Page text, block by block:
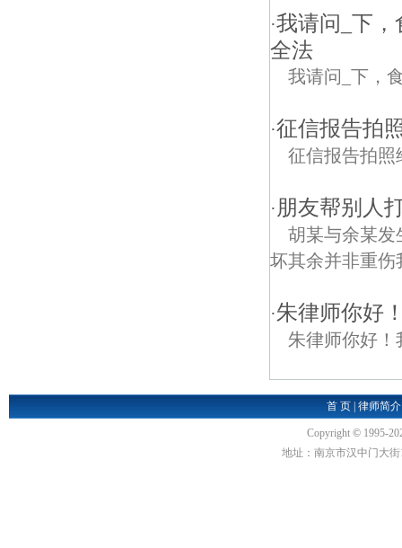
·我请问_下
全法
我请问_下，
·征信报告拍
征信报告拍照
· 朋友帮别人
胡某与余某发
坏其余并非重伤
·朱律师你好
朱律师你好
首 页 |律师简介
Copyright © 1995-
地址：南京市汉中门大街